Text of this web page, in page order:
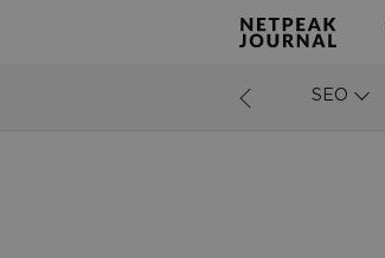
SEO